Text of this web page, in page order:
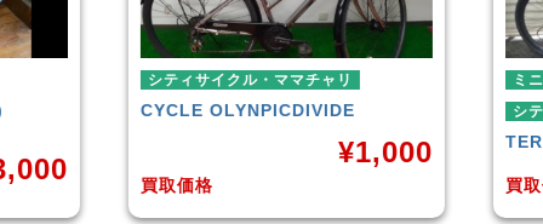
シティサイクル・ママチャリ
CYCLE OLYNPICDIVIDE
買取価格
1,000
シティサイク
TERN